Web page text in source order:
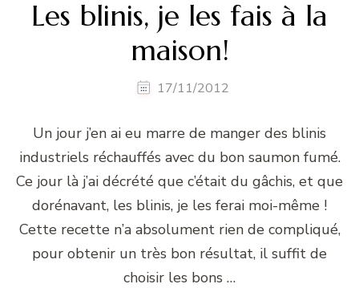
Les blinis, je les fais à la
maison!
17/11/2012
Un jour j’en ai eu marre de manger des blinis
industriels réchauffés avec du bon saumon fumé.
Ce jour là j’ai décrété que c’était du gâchis, et que
dorénavant, les blinis, je les ferai moi-même !
Cette recette n’a absolument rien de compliqué,
pour obtenir un très bon résultat, il suffit de
choisir les bons …